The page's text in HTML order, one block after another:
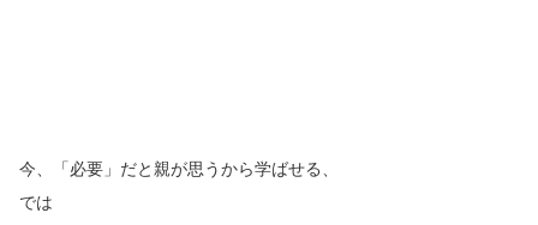
今、「必要」だと親が思うから学ばせる、
では